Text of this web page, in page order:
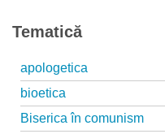
Tematică
apologetica
bioetica
Biserica în comunism